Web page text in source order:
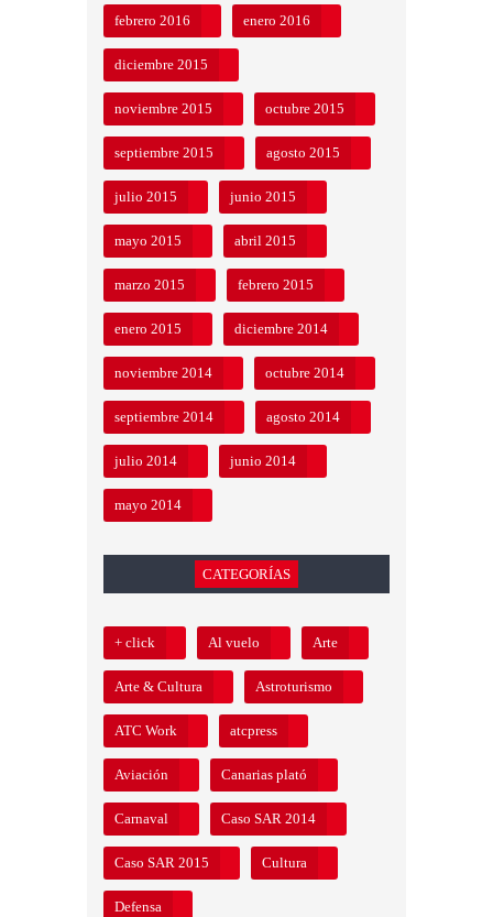
febrero 2016 enero 2016
diciembre 2015
noviembre 2015 octubre 2015
septiembre 2015 agosto 2015
julio 2015 junio 2015
mayo 2015 abril 2015
marzo 2015 febrero 2015
enero 2015 diciembre 2014
noviembre 2014 octubre 2014
septiembre 2014 agosto 2014
julio 2014 junio 2014
mayo 2014
CATEGORÍAS
+ click Al vuelo Arte
Arte & Cultura Astroturismo
ATC Work atcpress
Aviación Canarias plató
Carnaval Caso SAR 2014
Caso SAR 2015 Cultura
Defensa